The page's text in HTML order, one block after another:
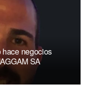
hace negocios
SA